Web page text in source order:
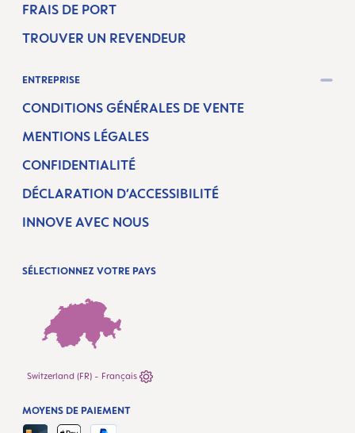
FRAIS DE PORT
TROUVER UN REVENDEUR
ENTREPRISE
CONDITIONS GÉNÉRALES DE VENTE
MENTIONS LÉGALES
CONFIDENTIALITÉ
DÉCLARATION D’ACCESSIBILITÉ
INNOVE AVEC NOUS
SÉLECTIONNEZ VOTRE PAYS
Switzerland (FR) - Français
MOYENS DE PAIEMENT